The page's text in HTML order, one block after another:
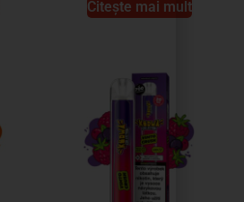
Citește mai mult